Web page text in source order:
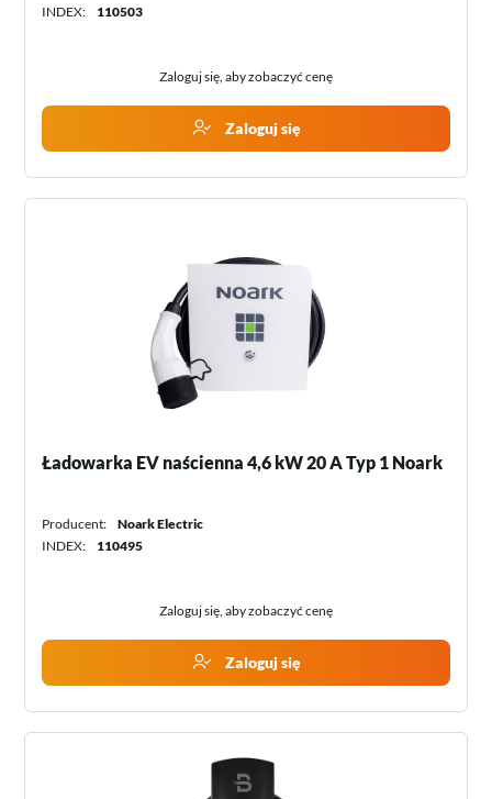
INDEX:
110503
Zaloguj się, aby zobaczyć cenę
Zaloguj się
Ładowarka EV naścienna 4,6 kW 20 A Typ 1 Noark
Producent:
Noark Electric
INDEX:
110495
Zaloguj się, aby zobaczyć cenę
Zaloguj się